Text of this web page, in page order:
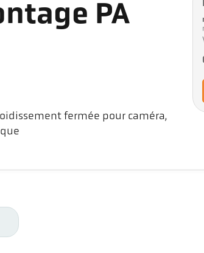
PA
fermée pour caméra,